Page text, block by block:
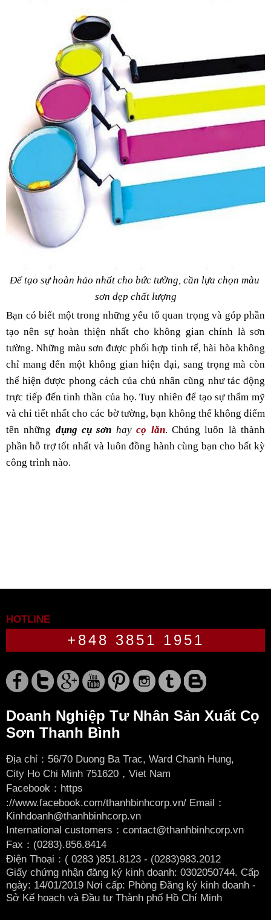
Để tạo sự hoàn hảo nhất cho bức tường, cần lựa chọn màu
sơn đẹp chất lượng
Bạn có biết một trong những yếu tố quan trọng và góp phần
tạo nên sự hoàn thiện nhất cho không gian chính là sơn
tường. Những màu sơn được phối hợp tinh tế, hài hòa không
chỉ mang đến một không gian hiện đại, sang trọng mà còn
thể hiện được phong cách của chủ nhân cũng như tác động
trực tiếp đến tinh thần của họ. Tuy nhiên để tạo sự thẩm mỹ
và chi tiết nhất cho các bờ tường, bạn không thể không điểm
tên những dụng cụ sơn hay cọ lăn. Chúng luôn là thành
phần hỗ trợ tốt nhất và luôn đồng hành cùng bạn cho bất kỳ
công trình nào.
HOTLINE
+848 3851 1951
Doanh Nghiệp Tư Nhân Sản Xuất Cọ
Sơn Thanh Bình
Địa chỉ：56/70 Duong Ba Trac, Ward Chanh Hung,
City Ho Chi Minh 751620，Viet Nam
Facebook： https
://www.facebook.com/thanhbinhcorp.vn/ Email：
Kinhdoanh@thanhbinhcorp.vn
International customers：contact@thanhbinhcorp.vn
Fax：(0283).856.8414
Điện Thoại：( 0283 )851.8123 - (0283)983.2012
Giấy chứng nhận đăng ký kinh doanh: 0302050744. Cấp
ngày: 14/01/2019 Nơi cấp: Phòng Đăng ký kinh doanh -
Sở Kế hoạch và Đầu tư Thành phố Hồ Chí Minh